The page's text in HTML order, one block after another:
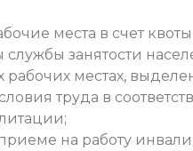
места в счет квоты;
службы занятости
местах,
труда в
на работу